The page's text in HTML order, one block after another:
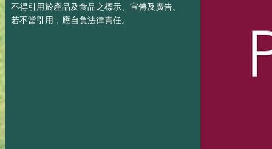
不得引用於產品及食品之標示、宣傳及廣告。
若不當引用，應自負法律責任。